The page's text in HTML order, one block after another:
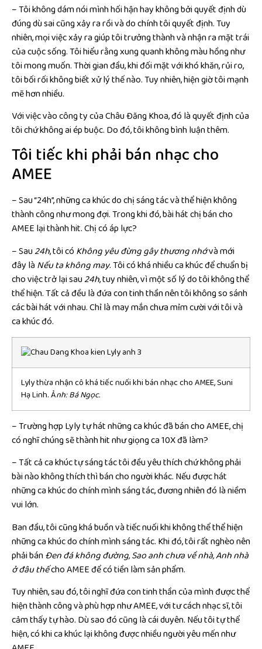
– Tôi không dám nói mình hối hận hay không bởi quyết định dù
đúng dù sai cũng xảy ra rồi và do chính tôi quyết định. Tuy
nhiên, mọi việc xảy ra giúp tôi trưởng thành và nhận ra mặt trái
của cuộc sống. Tôi hiểu rằng xung quanh không màu hồng như
tôi mong muốn. Thời gian đầu, khi đối mặt với khó khăn, rủi ro,
tôi bối rối không biết xử lý thế nào. Tuy nhiên, hiện giờ tôi mạnh
mẽ hơn nhiều.
Với việc vào công ty của Châu Đăng Khoa, đó là quyết định của
tôi chứ không ai ép buộc. Do đó, tôi không bình luận thêm.
Tôi tiếc khi phải bán nhạc cho
AMEE
– Sau “24h”, những ca khúc do chị sáng tác và thể hiện không
thành công như mong đợi. Trong khi đó, bài hát chị bán cho
AMEE lại thành hit. Chị có áp lực?
– Sau24h, tôi có Không yêu đừng gây thương nhớvà mới
đây là Nếu ta không may. Tôi có khá nhiều ca khúc để chuẩn bị
cho việc trở lại sau24h, tuy nhiên, vì một số lý do tôi không thể
thể hiện. Tất cả đều là đứa con tinh thần nên tôi không so sánh
các bài hát với nhau. Chỉ là may mắn chưa mỉm cười với tôi và
ca khúc đó.
Lyly thừa nhận cô khá tiếc nuối khi bán nhạc cho AMEE, Suni
Hạ Linh. Ảnh: Bá Ngọc.
– Trường hợp Lyly tự hát những ca khúc đã bán cho AMEE, chị
có nghĩ chúng sẽ thành hit như giọng ca 10X đã làm?
– Tất cả ca khúc tự sáng tác tôi đều yêu thích chứ không phải
bài nào không thích thì bán cho người khác. Nếu được hát
những ca khúc do chính mình sáng tác, đương nhiên đó là niềm
vui lớn.
Ban đầu, tôi cũng khá buồn và tiếc nuối khi không thể thể hiện
những ca khúc do chính mình sáng tác. Khi đó, tôi rất nghèo nên
phải bánĐen đá không đường, Sao anh chưa về nhà, Anh nhà
ở đâu thếcho AMEE để có tiền làm sản phẩm.
Tuy nhiên, sau đó, tôi nghĩ đứa con tinh thần của mình được thể
hiện thành công và phù hợp như AMEE, với tư cách nhạc sĩ, tôi
cảm thấy tự hào. Dù sao đó cũng là cái duyên. Nếu tôi tự thể
hiện, có khi ca khúc lại không được nhiều người yêu mến như